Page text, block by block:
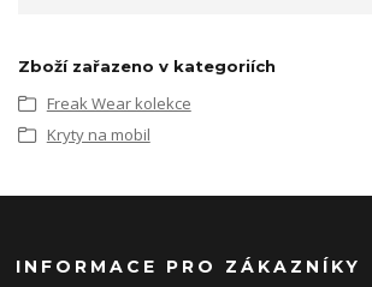
Zboží zařazeno v kategoriích
Freak Wear kolekce
Kryty na mobil
INFORMACE PRO ZÁKAZNÍKY